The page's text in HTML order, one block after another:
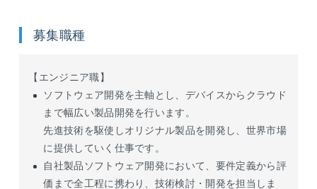
募集職種
【エンジニア職】
ソフトウェア開発を主軸とし、デバイスからクラウド
まで幅広い製品開発を行います。
先進技術を駆使しオリジナル製品を開発し、世界市場
に提供していく仕事です。
自社製品ソフトウェア開発において、要件定義から評
価まで全工程に携わり、技術検討・開発を担当しま